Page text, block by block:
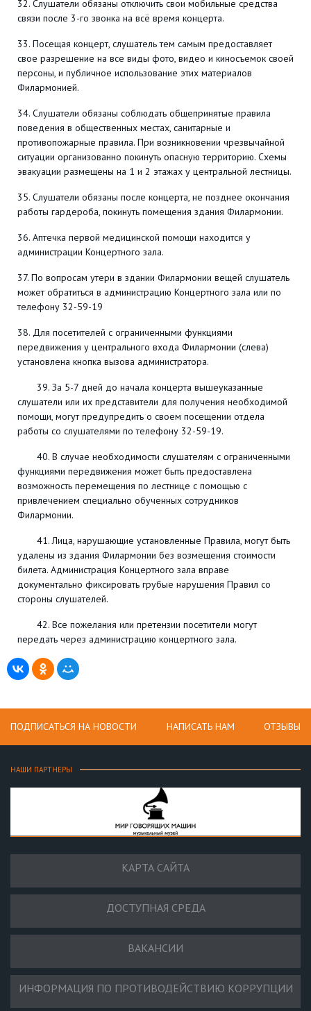
32. Слушатели обязаны отключить свои мобильные средства
связи после 3-го звонка на всё время концерта.
33. Посещая концерт, слушатель тем самым предоставляет
свое разрешение на все виды фото, видео и киносъемок своей
персоны, и публичное использование этих материалов
Филармонией.
34. Слушатели обязаны соблюдать общепринятые правила
поведения в общественных местах, санитарные и
противопожарные правила. При возникновении чрезвычайной
ситуации организованно покинуть опасную территорию. Схемы
эвакуации размещены на 1 и 2 этажах у центральной лестницы.
35. Слушатели обязаны после концерта, не позднее окончания
работы гардероба, покинуть помещения здания Филармонии.
36. Аптечка первой медицинской помощи находится у
администрации Концертного зала.
37. По вопросам утери в здании Филармонии вещей слушатель
может обратиться в администрацию Концертного зала или по
телефону 32-59-19
38. Для посетителей с ограниченными функциями
передвижения у центрального входа Филармонии (слева)
установлена кнопка вызова администратора.
39. За 5-7 дней до начала концерта вышеуказанные
слушатели или их представители для получения необходимой
помощи, могут предупредить о своем посещении отдела
работы со слушателями по телефону 32-59-19.
40. В случае необходимости слушателям с ограниченными
функциями передвижения может быть предоставлена
возможность перемещения по лестнице с помощью с
привлечением специально обученных сотрудников
Филармонии.
41. Лица, нарушающие установленные Правила, могут быть
удалены из здания Филармонии без возмещения стоимости
билета. Администрация Концертного зала вправе
документально фиксировать грубые нарушения Правил со
стороны слушателей.
42. Все пожелания или претензии посетители могут
передать через администрацию концертного зала.
ПОДПИСАТЬСЯ НА НОВОСТИ НАПИСАТЬ НАМ ОТЗЫВЫ
НАШИ ПАРТНЕРЫ
КАРТА САЙТА
ДОСТУПНАЯ СРЕДА
ВАКАНСИИ
ИНФОРМАЦИЯ ПО ПРОТИВОДЕЙСТВИЮ КОРРУПЦИИ